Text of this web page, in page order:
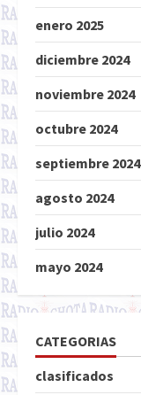
enero 2025
diciembre 2024
noviembre 2024
octubre 2024
septiembre 2024
agosto 2024
julio 2024
mayo 2024
CATEGORIAS
clasificados